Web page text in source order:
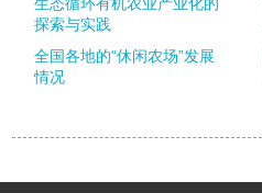
探索与实践
全国各地的“休闲农场”发展
情况